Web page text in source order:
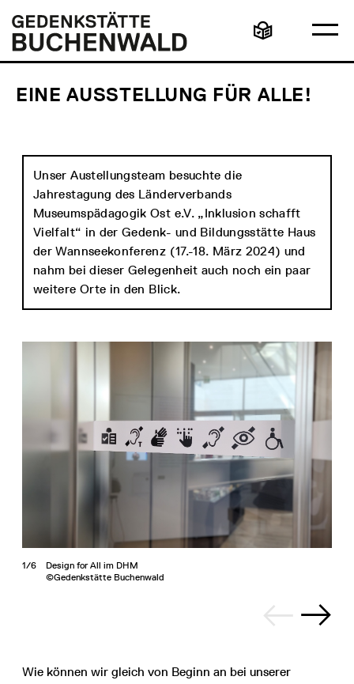
zum
Inhalt
Gedenkstätte
Buchenwald
Leichte
Sprache
EINE AUSSTELLUNG FÜR ALLE!
Unser Austellungsteam besuchte die
Jahrestagung des Länderverbands
Museumspädagogik Ost e.V. „Inklusion schafft
Vielfalt“ in der Gedenk- und Bildungsstätte Haus
der Wannseekonferenz (17.-18. März 2024) und
nahm bei dieser Gelegenheit auch noch ein paar
weitere Orte in den Blick.
1/6
Design for All im DHM
©Gedenkstätte Buchenwald
Wie können wir gleich von Beginn an bei unserer